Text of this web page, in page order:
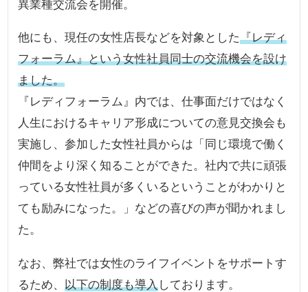
異業種交流会を開催。
他にも、現任の女性店長などを対象とした『レディ
フォーラム』という女性社員同士の交流機会を設け
ました。
『レディフォーラム』内では、仕事面だけではなく
人生におけるキャリア形成についての意見交換会も
実施し、参加した女性社員からは「同じ環境で働く
仲間をより深く知ることができた。社内で共に頑張
っている女性社員が多くいるということがわかりと
ても励みになった。」などの喜びの声が聞かれまし
た。
なお、弊社では女性のライフイベントをサポートす
るため、以下の制度も導入しております。